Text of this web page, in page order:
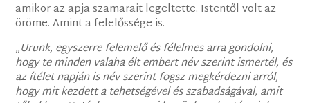
amikor az apja szamarait legeltette. Istentől volt az
öröme. Amint a felelőssége is.
„Urunk, egyszerre felemelő és félelmes arra gondolni,
hogy te minden valaha élt embert név szerint ismertél, és
az ítélet napján is név szerint fogsz megkérdezni arról,
hogy mit kezdett a tehetségével és szabadságával, amit